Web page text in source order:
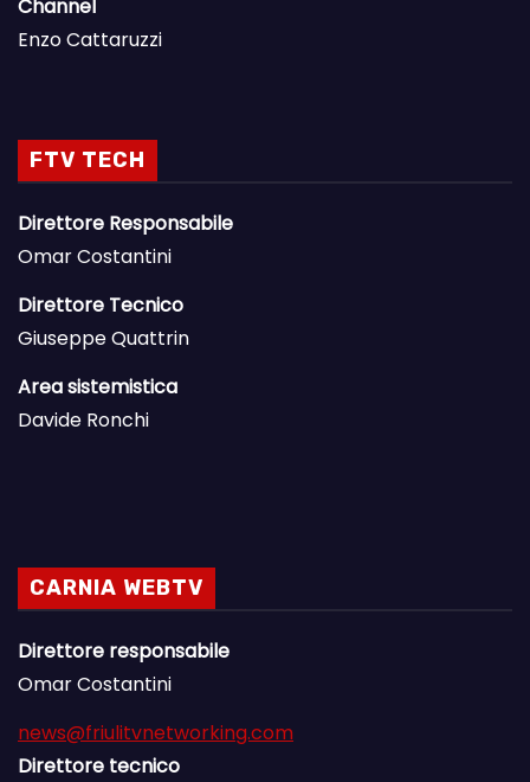
Channel
Enzo Cattaruzzi
FTV TECH
Direttore Responsabile
Omar Costantini
Direttore Tecnico
Giuseppe Quattrin
Area sistemistica
Davide Ronchi
CARNIA WEBTV
Direttore responsabile
Omar Costantini
news@friulitvnetworking.com
Direttore tecnico